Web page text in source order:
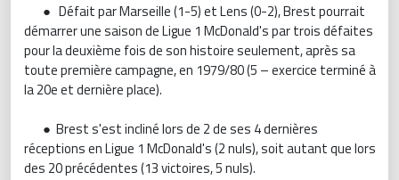
● Défait par Marseille (1-5) et Lens (0-2), Brest pourrait
démarrer une saison de Ligue 1 McDonald's par trois défaites
pour la deuxième fois de son histoire seulement, après sa
toute première campagne, en 1979/80 (5 – exercice terminé à
la 20e et dernière place).
● Brest s'est incliné lors de 2 de ses 4 dernières
réceptions en Ligue 1 McDonald's (2 nuls), soit autant que lors
des 20 précédentes (13 victoires, 5 nuls).